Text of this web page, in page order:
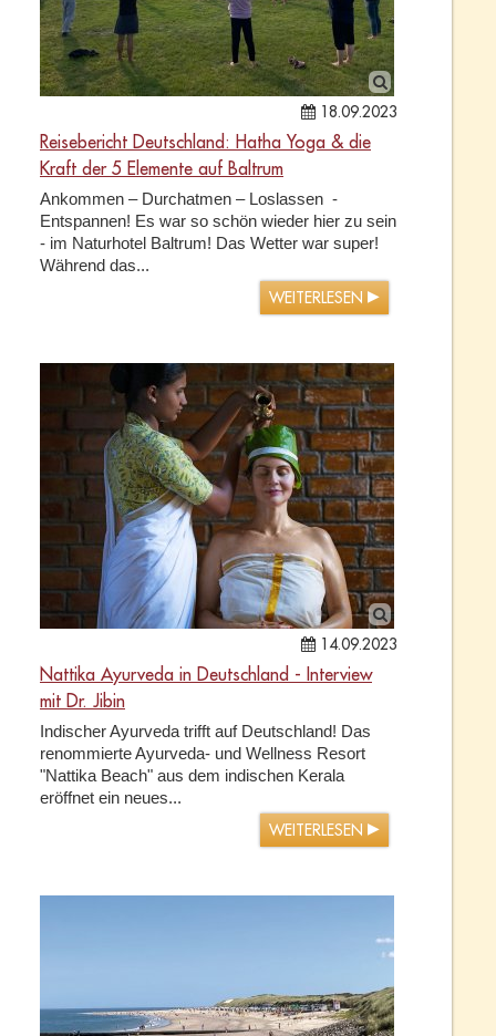
18.09.2023
Reisebericht Deutschland: Hatha Yoga & die
Kraft der 5 Elemente auf Baltrum
Ankommen – Durchatmen – Loslassen -
Entspannen! Es war so schön wieder hier zu sein
- im Naturhotel Baltrum! Das Wetter war super!
Während das...
WEITERLESEN
14.09.2023
Nattika Ayurveda in Deutschland - Interview
mit Dr. Jibin
Indischer Ayurveda trifft auf Deutschland! Das
renommierte Ayurveda- und Wellness Resort
"Nattika Beach" aus dem indischen Kerala
eröffnet ein neues...
WEITERLESEN